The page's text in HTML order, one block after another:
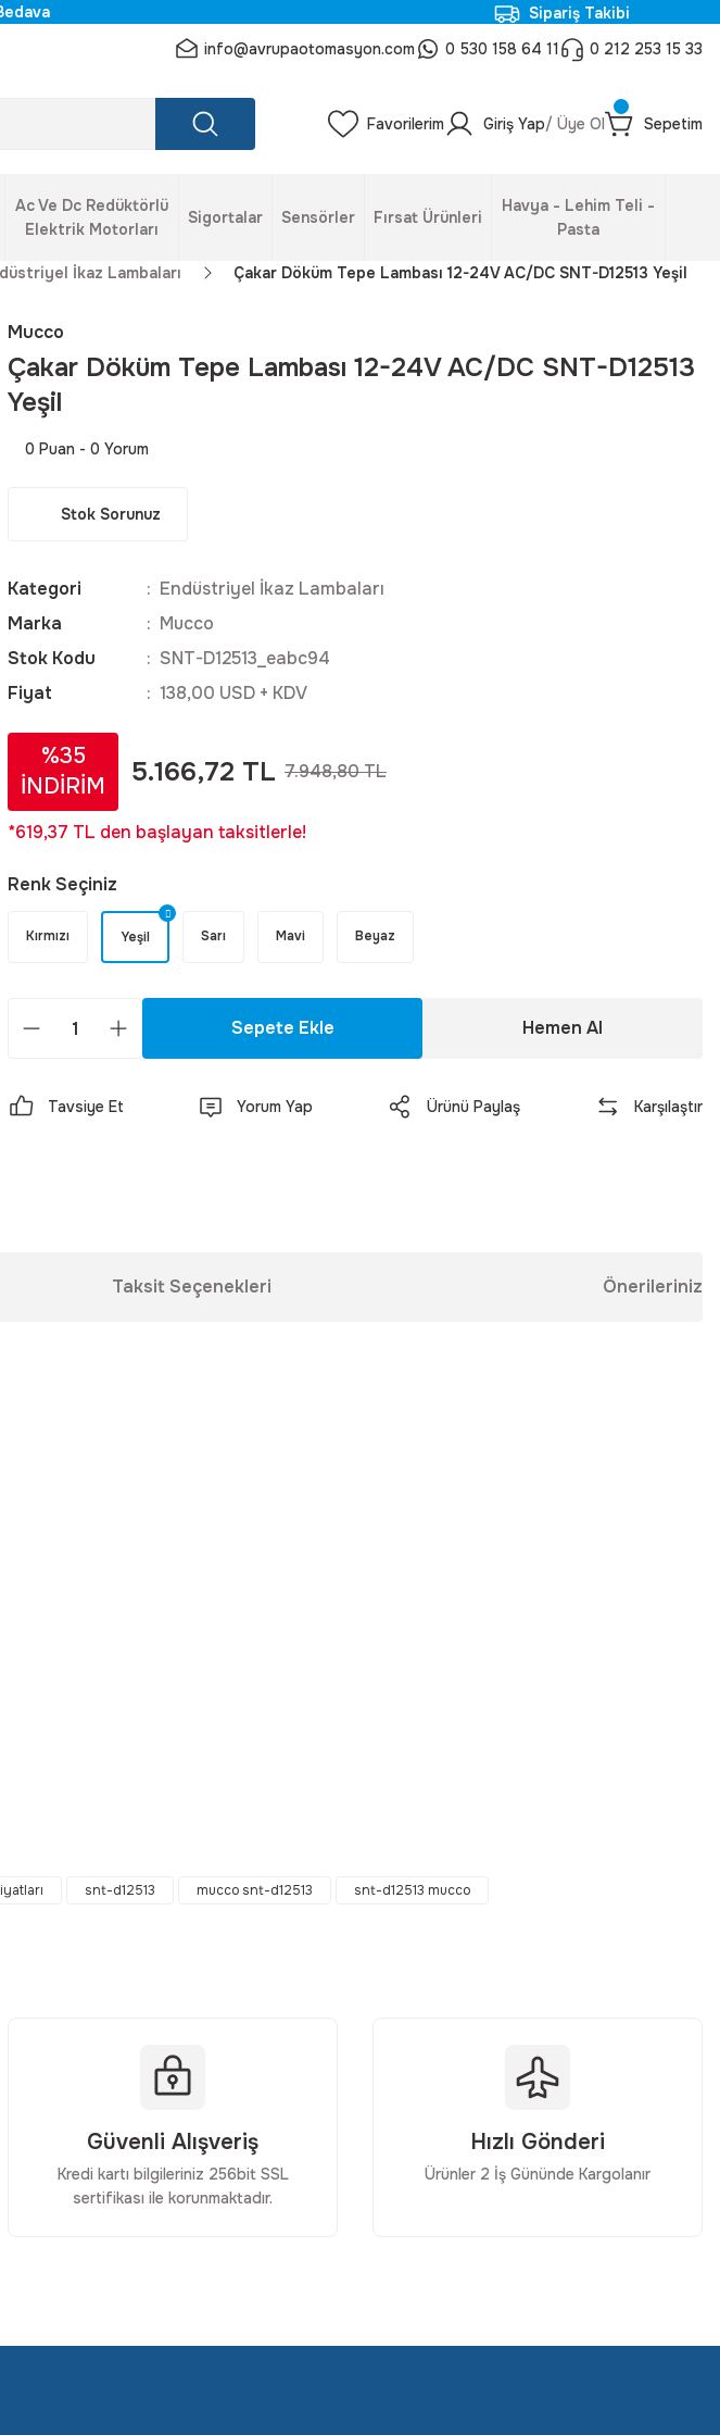
Sipariş Takibi
info@avrupaotomasyon.com 0 530 158 64 11 0 212 253 15 33
Favorilerim Giriş Yap/ Üye Ol Sepetim
Ac Ve Dc Redüktörlü
Elektrik Motorları
Sigortalar Sensörler Fırsat Ürünleri
Havya - Lehim Teli -
Pasta
İkaz Lambaları Çakar Döküm Tepe Lambası 12-24V AC/DC SNT-D12513 Yeşil
Mucco
Çakar Döküm Tepe Lambası 12-24V AC/DC SNT-D12513
Yeşil
0 Puan - 0 Yorum
Stok Sorunuz
Kategori
Endüstriyel İkaz Lambaları
Marka
Mucco
Stok Kodu
SNT-D12513_eabc94
Fiyat
138,00 USD + KDV
%35
İNDİRİM
5.166,72 TL 7.948,80 TL
*619,37 TL den başlayan taksitlerle!
Renk Seçiniz
Kırmızı Yeşil Sarı Mavi Beyaz
Sepete Ekle Hemen Al
Tavsiye Et Yorum Yap Ürünü Paylaş Karşılaştır
Taksit Seçenekleri Önerileriniz
snt-d12513 mucco snt-d12513 snt-d12513 mucco
Güvenli Alışveriş
Kredi kartı bilgileriniz 256bit SSL
sertifikası ile korunmaktadır.
Hızlı Gönderi
Ürünler 2 İş Gününde Kargolanır